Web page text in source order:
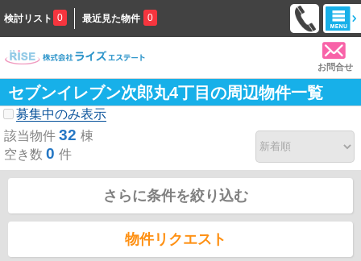
検討リスト 0 最近見た物件 0
お問合せ
セブンイレブン次郎丸4丁目の周辺物件一覧
募集中のみ表示
該当物件 32 棟
空き数 0 件
さらに条件を絞り込む
物件リクエスト